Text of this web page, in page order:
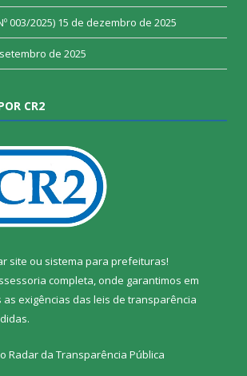
003/2025) 15 de dezembro de 2025
de 2025
CR2
site ou sistema para prefeituras!
completa, onde garantimos em
exigências das leis de transparência
Radar da Transparência Pública